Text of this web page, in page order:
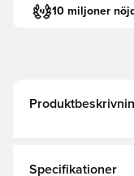
10 miljoner
Specifikationer